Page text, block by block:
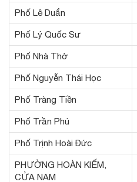
Phố Lê Duẩn
Phố Lý Quốc Sư
Phố Nhà Thờ
Phố Nguyễn Thái Học
Phố Tràng Tiền
Phố Trần Phú
Phố Trịnh Hoài Đức
PHƯỜNG HOÀN KIẾM,
CỬA NAM